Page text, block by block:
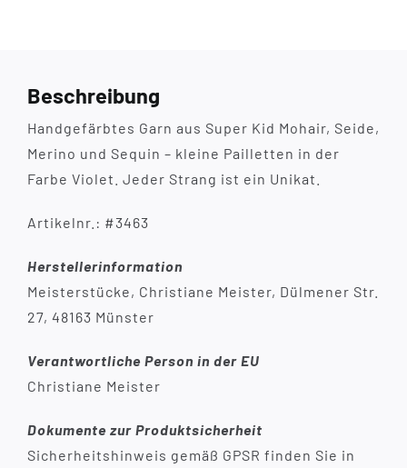
Beschreibung
Handgefärbtes Garn aus Super Kid Mohair, Seide,
Merino und Sequin – kleine Pailletten in der
Farbe Violet. Jeder Strang ist ein Unikat.
Artikelnr.: #3463
Herstellerinformation
Meisterstücke, Christiane Meister, Dülmener Str.
27, 48163 Münster
Verantwortliche Person in der EU
Christiane Meister
Dokumente zur Produktsicherheit
Sicherheitshinweis gemäß GPSR finden Sie in